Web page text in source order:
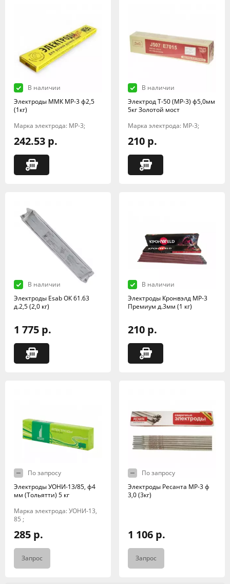
В наличии
Электроды ММК МР-3 ф2,5
(1кг)
Марка электрода: МР-3;
242.53 р.
В наличии
Электрод Т-50 (МР-3) ф5,0мм
5кг Золотой мост
Марка электрода: МР-3;
210 р.
В наличии
Электроды Esab ОК 61.63
д.2,5 (2,0 кг)
1 775 р.
В наличии
Электроды Кронвэлд МР-3
Премиум д.3мм (1 кг)
210 р.
По запросу
Электроды УОНИ-13/85, ф4
мм (Тольятти) 5 кг
Марка электрода: УОНИ-13,
85 ;
285 р.
Запрос
По запросу
Электроды Ресанта МР-3 ф
3,0 (3кг)
1 106 р.
Запрос